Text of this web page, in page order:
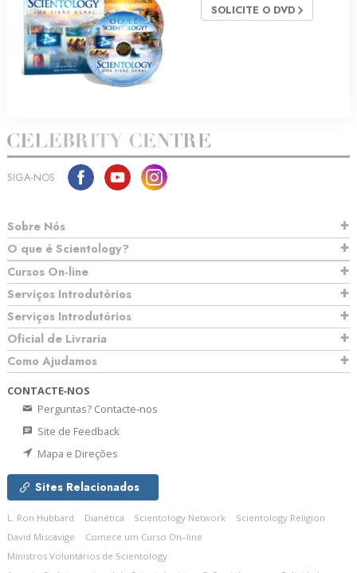
SOLICITE O DVD
SIGA‑NOS
Sobre Nós
O que é Scientology?
Cursos On‑line
Serviços Introdutórios
Serviços Introdutórios
Oficial de Livraria
Como Ajudamos
CONTACTE‑NOS
Perguntas? Contacte‑nos
Site de Feedback
Mapa e Direções
Sites Relacionados
L. Ron Hubbard Dianética Scientology Network
Scientology Religion
David Miscavige
Comece um Curso On–line
Ministros Voluntários de Scientology